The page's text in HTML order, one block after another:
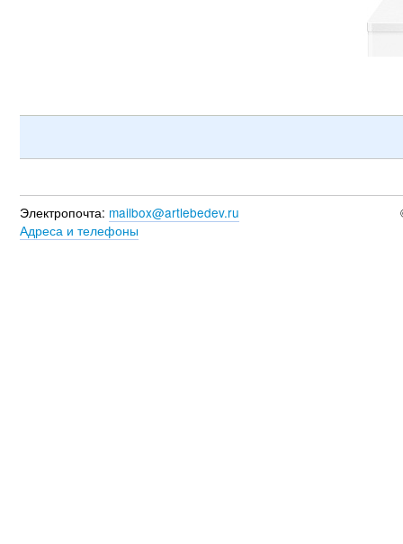
Электропочта: mailbox@artlebedev.ru
Адреса и телефоны